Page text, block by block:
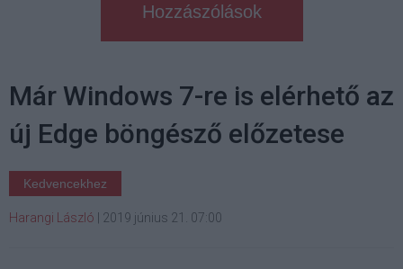
Hozzászólások
Már Windows 7-re is elérhető az
új Edge böngésző előzetese
Kedvencekhez
Harangi László 2019 június 21. 07:00